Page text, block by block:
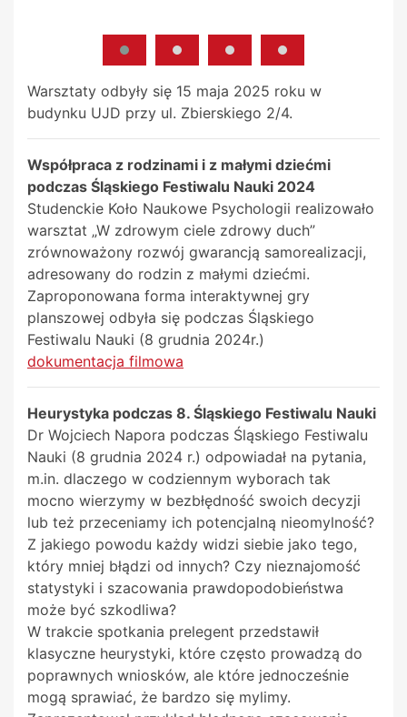
Warsztaty odbyły się 15 maja 2025 roku w
budynku UJD przy ul. Zbierskiego 2/4.
Współpraca z rodzinami i z małymi dziećmi
podczas Śląskiego Festiwalu Nauki 2024
Studenckie Koło Naukowe Psychologii realizowało
warsztat „W zdrowym ciele zdrowy duch”
zrównoważony rozwój gwarancją samorealizacji,
adresowany do rodzin z małymi dziećmi.
Zaproponowana forma interaktywnej gry
planszowej odbyła się podczas Śląskiego
Festiwalu Nauki (8 grudnia 2024r.)
dokumentacja filmowa
Heurystyka podczas 8. Śląskiego Festiwalu Nauki
Dr Wojciech Napora podczas Śląskiego Festiwalu
Nauki (8 grudnia 2024 r.) odpowiadał na pytania,
m.in. dlaczego w codziennym wyborach tak
mocno wierzymy w bezbłędność swoich decyzji
lub też przeceniamy ich potencjalną nieomylność?
Z jakiego powodu każdy widzi siebie jako tego,
który mniej błądzi od innych? Czy nieznajomość
statystyki i szacowania prawdopodobieństwa
może być szkodliwa?
W trakcie spotkania prelegent przedstawił
klasyczne heurystyki, które często prowadzą do
poprawnych wniosków, ale które jednocześnie
mogą sprawiać, że bardzo się mylimy.